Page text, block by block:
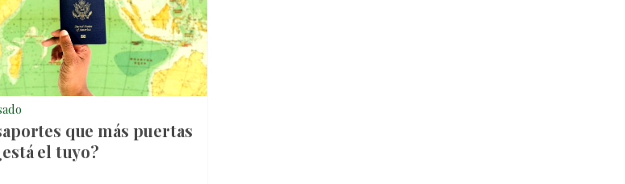
que más puertas
el tuyo?